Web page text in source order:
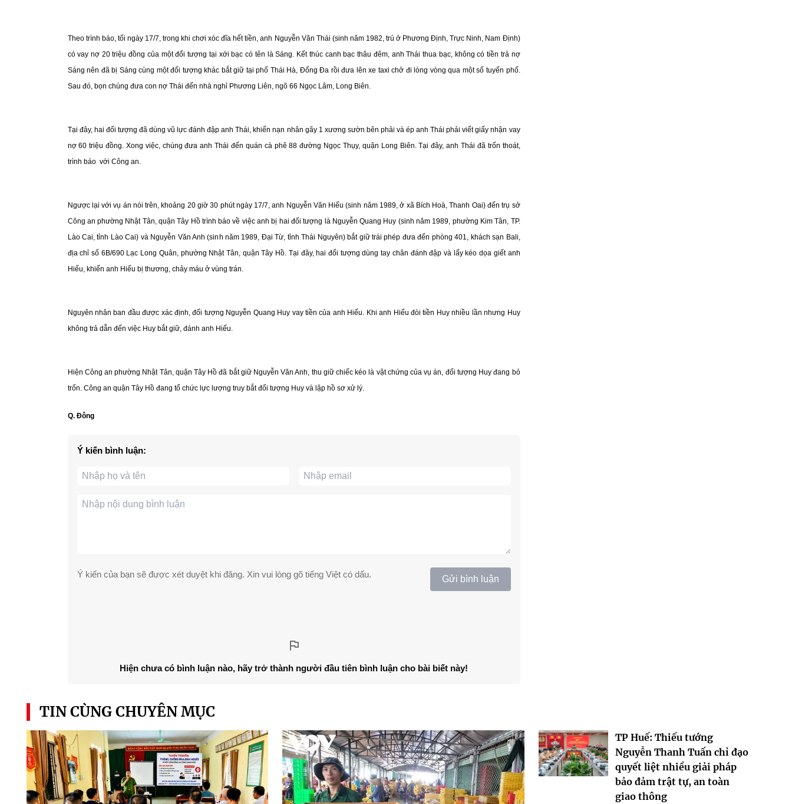
Theo trình báo, tối ngày 17/7, trong khi chơi xóc đĩa hết tiền, anh Nguyễn Văn Thái (sinh năm 1982, trú ở Phương Định, Trực Ninh, Nam Định)
có vay nợ 20 triệu đồng của một đối tượng tại xới bạc có tên là Sáng. Kết thúc canh bạc thâu đêm, anh Thái thua bạc, không có tiền trả nợ
Sáng nên đã bị Sáng cùng một đối tượng khác bắt giữ tại phố Thái Hà, Đống Đa rồi đưa lên xe taxi chở đi lòng vòng qua một số tuyến phố.
Sau đó, bọn chúng đưa con nợ Thái đến nhà nghỉ Phương Liên, ngõ 66 Ngọc Lâm, Long Biên.
Tại đây, hai đối tượng đã dùng vũ lực đánh đập anh Thái, khiến nạn nhân gãy 1 xương sườn bên phải và ép anh Thái phải viết giấy nhận vay
nợ 60 triệu đồng. Xong việc, chúng đưa anh Thái đến quán cà phê 88 đường Ngọc Thụy, quận Long Biên. Tại đây, anh Thái đã trốn thoát,
trình báo với Công an.
Ngược lại với vụ án nói trên, khoảng 20 giờ 30 phút ngày 17/7, anh Nguyễn Văn Hiếu (sinh năm 1989, ở xã Bích Hoà, Thanh Oai) đến trụ sở
Công an phường Nhật Tân, quận Tây Hồ trình báo về việc anh bị hai đối tượng là Nguyễn Quang Huy (sinh năm 1989, phường Kim Tân, TP.
Lào Cai, tỉnh Lào Cai) và Nguyễn Văn Anh (sinh năm 1989, Đại Từ, tỉnh Thái Nguyên) bắt giữ trái phép đưa đến phòng 401, khách sạn Bali,
địa chỉ số 6B/690 Lạc Long Quân, phường Nhật Tân, quận Tây Hồ. Tại đây, hai đối tượng dùng tay chân đánh đập và lấy kéo dọa giết anh
Hiếu, khiến anh Hiếu bị thương, chảy máu ở vùng trán.
Nguyên nhân ban đầu được xác định, đối tượng Nguyễn Quang Huy vay tiền của anh Hiếu. Khi anh Hiếu đòi tiền Huy nhiều lần nhưng Huy
không trả dẫn đến việc Huy bắt giữ, đánh anh Hiếu.
Hiện Công an phường Nhật Tân, quận Tây Hồ đã bắt giữ Nguyễn Văn Anh, thu giữ chiếc kéo là vật chứng của vụ án, đối tượng Huy đang bỏ
trốn. Công an quận Tây Hồ đang tổ chức lực lượng truy bắt đối tượng Huy và lập hồ sơ xử lý.
Q. Đông
Ý kiến bình luận:
Ý kiến của bạn sẽ được xét duyệt khi đăng. Xin vui lòng gõ tiếng Việt có dấu. Gửi bình luận
Hiện chưa có bình luận nào, hãy trở thành người đầu tiên bình luận cho bài biết này!
TIN CÙNG CHUYÊN MỤC
TP Huế: Thiếu tướng
Nguyễn Thanh Tuấn chỉ đạo
quyết liệt nhiều giải pháp
bảo đảm trật tự, an toàn
giao thông